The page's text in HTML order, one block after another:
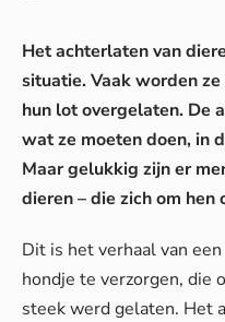
Het achterlaten van
situatie. Vaak worden
hun lot overgelaten. De
wat ze moeten doen, in
Maar gelukkig zijn er
dieren – die zich om hen
Dit is het verhaal van
hondje te verzorgen, die
steek werd gelaten. Het